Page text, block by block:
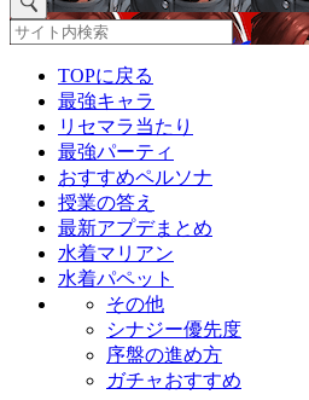
TOPに戻る
最強キャラ
リセマラ当たり
最強パーティ
おすすめペルソナ
授業の答え
最新アプデまとめ
水着マリアン
水着パペット
その他
シナジー優先度
序盤の進め方
ガチャおすすめ